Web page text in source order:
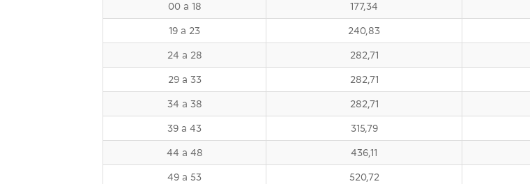
00 a 18 177,34
19 a 23 240,83
24 a 28 282,71
29 a 33 282,71
34 a 38 282,71
39 a 43 315,79
44 a 48 436,11
49 a 53 520,72